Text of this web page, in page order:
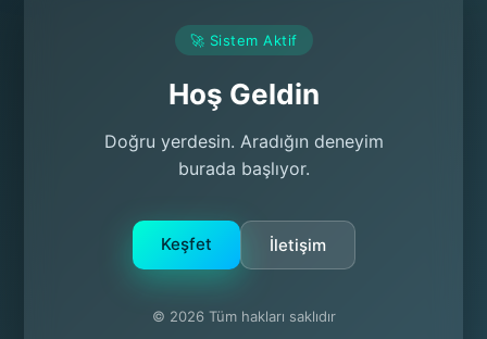
🚀 Sistem Aktif
Hoş Geldin
Doğru yerdesin. Aradığın deneyim
burada başlıyor.
Keşfet İletişim
© 2026 Tüm hakları saklıdır